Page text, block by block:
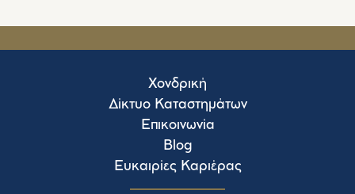
Χονδρική
Δίκτυο Καταστημάτων
Επικοινωνία
Blog
Ευκαιρίες Καριέρας